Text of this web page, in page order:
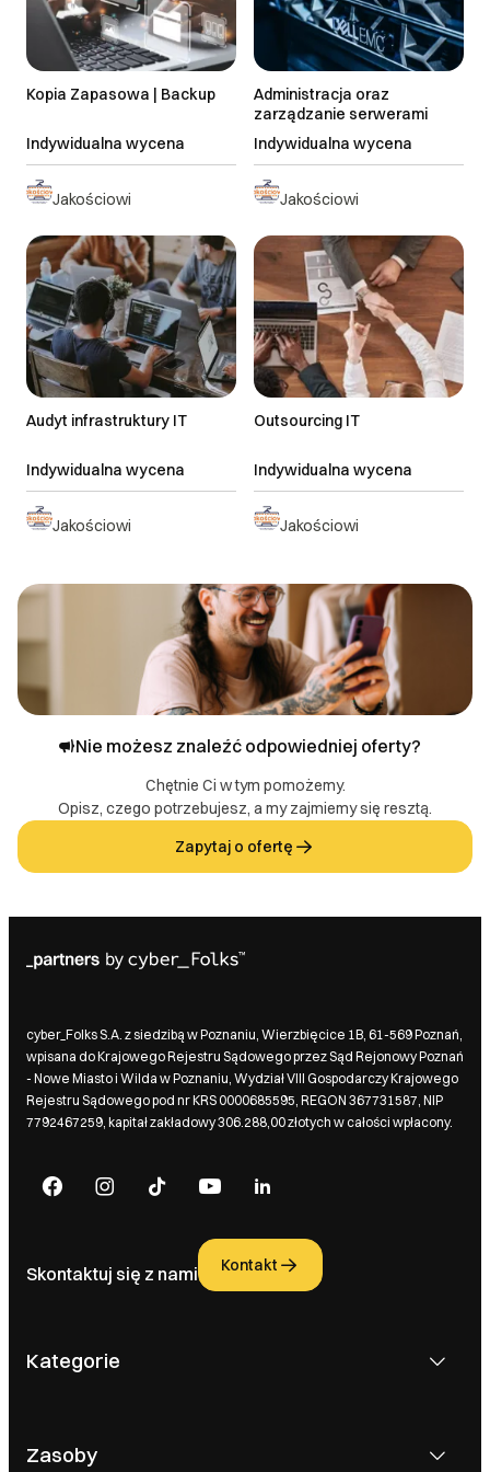
> 21 dni roboczych
do uzgodnienia
Najnowsze
Jakościowi
Kopia Zapasowa | Backup
Indywidualna wycena
Jakościowi
Administracja oraz
zarządzanie serwerami
Indywidualna wycena
Jakościowi
Audyt infrastruktury IT
Indywidualna wycena
Jakościowi
Outsourcing IT
Indywidualna wycena
Nie możesz znaleźć odpowiedniej oferty?
Chętnie Ci w tym pomożemy.
Opisz, czego potrzebujesz, a my zajmiemy się resztą.
Zapytaj o ofertę
cyber_Folks S.A. z siedzibą w Poznaniu, Wierzbięcice 1B, 61-569 Poznań,
wpisana do Krajowego Rejestru Sądowego przez Sąd Rejonowy Poznań
- Nowe Miasto i Wilda w Poznaniu, Wydział VIII Gospodarczy Krajowego
Rejestru Sądowego pod nr KRS 0000685595, REGON 367731587, NIP
7792467259, kapitał zakładowy 306.288,00 złotych w całości wpłacony.
Skontaktuj się z nami Kontakt
Kategorie
Zasoby